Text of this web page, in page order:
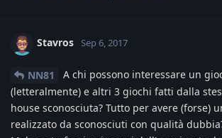
Stavros Sep 6, 2017
NN81
A chi possono interessare un
(letteralmente) e altri 3 giochi fatti dalla
house sconosciuta? Tutto per avere (forse)
realizzato da sconosciuti con qualità